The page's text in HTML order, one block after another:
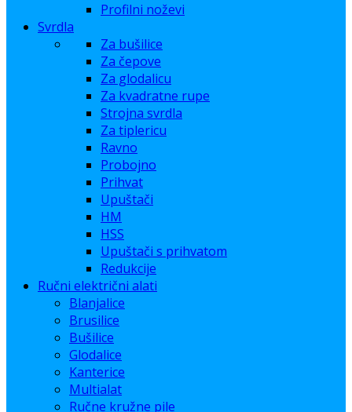
Profilni noževi
Svrdla
Za bušilice
Za čepove
Za glodalicu
Za kvadratne rupe
Strojna svrdla
Za tiplericu
Ravno
Probojno
Prihvat
Upuštači
HM
HSS
Upuštači s prihvatom
Redukcije
Ručni električni alati
Blanjalice
Brusilice
Bušilice
Glodalice
Kanterice
Multialat
Ručne kružne pile